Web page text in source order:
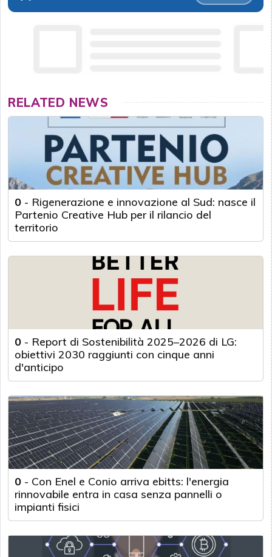
RELATED NEWS
0 - Rigenerazione e innovazione al Sud: nasce il
Partenio Creative Hub per il rilancio del
territorio
0 - Report di Sostenibilità 2025–2026 di LG:
obiettivi 2030 raggiunti con cinque anni
d'anticipo
0 - Con Enel e Conio arriva ebitts: l'energia
rinnovabile entra in casa senza pannelli o
impianti fisici